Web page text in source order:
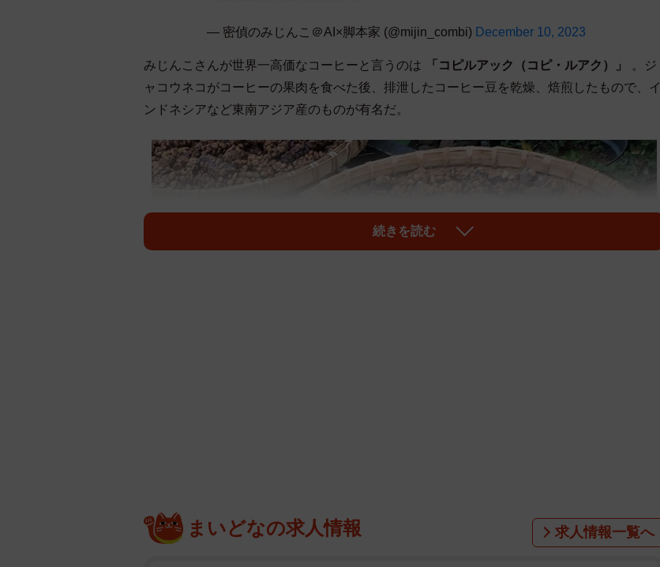
— 密偵のみじんこ＠AI×脚本家 (@mijin_combi) December 10, 2023
みじんこさんが世界一高価なコーヒーと言うのは 「コピルアック（コピ・ルアク）」
。ジ
ャコウネコがコーヒーの果肉を食べた後、排泄したコーヒー豆を乾燥、焙煎したもので、イ
ンドネシアなど東南アジア産のものが有名だ。
こちらが天日干し中のコピルアック
続きを読む
まいどなの求人情報 求人情報一覧へ